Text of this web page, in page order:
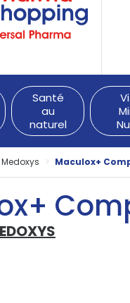
PharmaShopping
Santé
au
naturel
Medoxys Maculox+